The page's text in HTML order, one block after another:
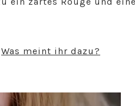
Was meint ihr dazu?